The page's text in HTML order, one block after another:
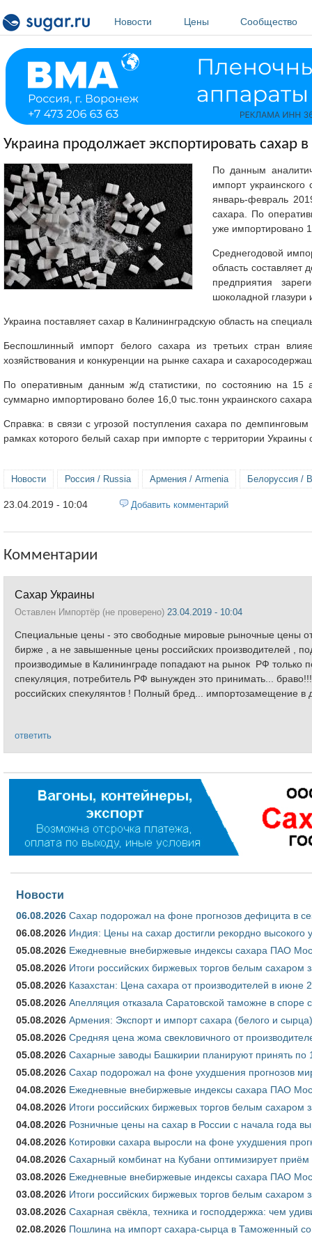
Новости
Цены Сообщество
Украина продолжает экспортировать сахар
По данным
импорт
январь-февраль
сахара. По
уже импортировано
Среднегодовой
область
предприятия
шоколадной глазури
Украина поставляет сахар в Калининградскую область на
Беспошлинный импорт белого сахара из третьих стран
хозяйствования и конкуренции на рынке сахара и
По оперативным данным ж/д статистики, по состоянию на 15
суммарно импортировано более 16,0 тыс.тонн украинского
Справка: в связи с угрозой поступления сахара по
рамках которого белый сахар при импорте с территории
Новости Россия / Russia Армения / Armenia Белоруссия /
23.04.2019 - 10:04 Добавить комментарий
Комментарии
Сахар Украины
Оставлен Импортёр (не проверено) 23.04.2019 - 10:04
Специальные цены - это свободные мировые рыночные цены
бирже , а не завышенные цены российских производителей ,
производимые в Калининграде попадают на рынок РФ только
спекуляция, потребитель РФ вынужден это принимать...
российских спекулянтов ! Полный бред... импортозамещение в
ответить
Новости
06.08.2026 Сахар подорожал на фоне прогнозов дефицита в
06.08.2026 Индия: Цены на сахар достигли рекордно высокого
05.08.2026 Ежедневные внебиржевые индексы сахара ПАО
05.08.2026 Итоги российских биржевых торгов белым сахаром
05.08.2026 Казахстан: Цена сахара от производителей в июне
05.08.2026 Апелляция отказала Саратовской таможне в
05.08.2026 Армения: Экспорт и импорт сахара (белого и
05.08.2026 Средняя цена жома свекловичного от
05.08.2026 Сахарные заводы Башкирии планируют принять по
05.08.2026 Сахар подорожал на фоне ухудшения прогнозов
04.08.2026 Ежедневные внебиржевые индексы сахара ПАО
04.08.2026 Итоги российских биржевых торгов белым сахаром
04.08.2026 Розничные цены на сахар в России с начала года
04.08.2026 Котировки сахара выросли на фоне ухудшения
04.08.2026 Сахарный комбинат на Кубани оптимизирует приём
03.08.2026 Ежедневные внебиржевые индексы сахара ПАО
03.08.2026 Итоги российских биржевых торгов белым сахаром
03.08.2026 Сахарная свёкла, техника и господдержка: чем
02.08.2026 Пошлина на импорт сахара-сырца в Таможенный